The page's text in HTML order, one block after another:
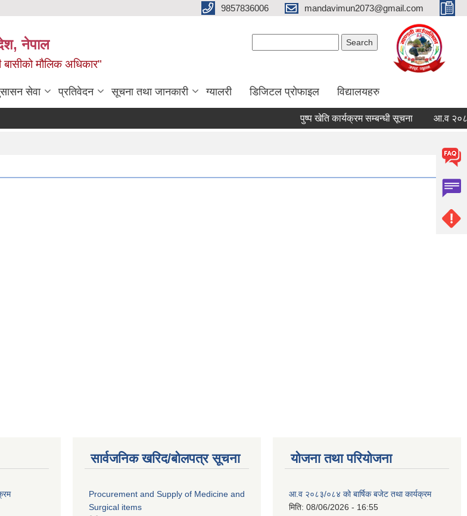
9857836006 mandavimun2073@gmail.com
नेपाल
बासीको मौलिक अधिकार"
सेवा प्रतिवेदन सूचना तथा जानकारी ग्यालरी डिजिटल प्रोफाइल विद्यालयहरु
पुष्प खेति कार्यक्रम सम्बन्धी सूचना आ.व २०८३/०८४
सार्वजनिक खरिद/बोलपत्र सूचना
Procurement and Supply of Medicine and
Surgical items
योजना तथा परियोजना
आ.व २०८३/०८४ को बार्षिक बजेट तथा कार्यक्रम
मिति: 08/06/2026 - 16:55